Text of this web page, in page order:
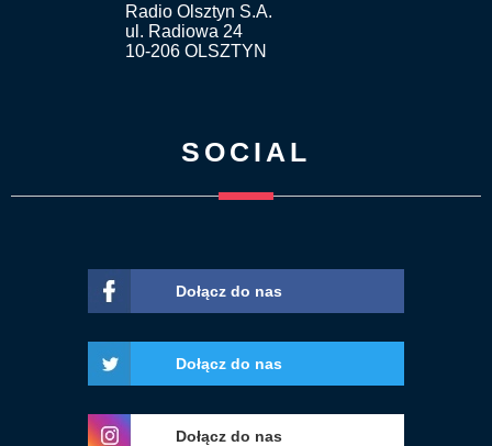
Radio Olsztyn S.A.
ul. Radiowa 24
10-206 OLSZTYN
SOCIAL
Dołącz do nas
Dołącz do nas
Dołącz do nas